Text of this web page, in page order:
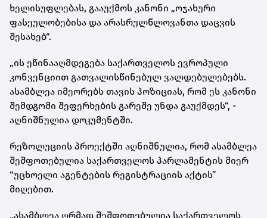
ხელისუფლებას, გააუქმოს კანონი „ოჯახური
ფასეულობებისა და არასრულწლოვანთა დაცვის
შესახებ“.
„ის ეწინააღმდეგება საქართველოს ევროპული
კონვენციით გათვალისწინებულ ვალდებულებებს.
ასამბლეა იმეორებს თავის პოზიციას, რომ ეს კანონი
შემდგომი შეფერხების გარეშე უნდა გაუქმდეს“, -
აღნიშნულია დოკუმენტში.
რეზოლუციის პროექტში აღნიშნულია, რომ ასამბლეა
შეშფოთებულია საქართველოს პარლამენტის მიერ
“უცხოელი აგენტების რეგისტრაციის აქტის”
მიღებით.
„ასამბლეა ღრმად შეშფოთებულია საქართველოს